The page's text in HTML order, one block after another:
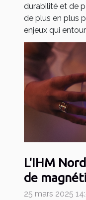
durabilité et de
de plus en plus
enjeux qui
L'IHM
de
2025
25 mars 2025